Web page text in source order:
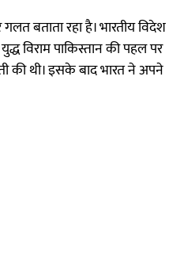
बताता रहा है। भारतीय विदेश
विराम पाकिस्तान की पहल पर
की थी। इसके बाद भारत ने अपने